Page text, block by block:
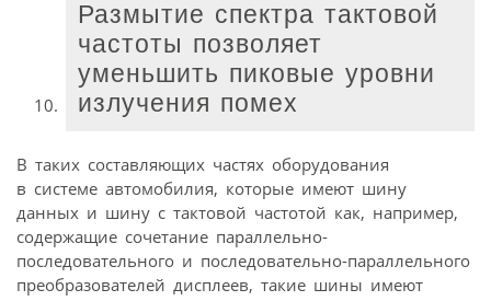
Размытие спектра тактовой
частоты позволяет
уменьшить пиковые уровни
излучения помех
В таких составляющих частях оборудования
в системе автомобилия, которые имеют шину
данных и шину с тактовой частотой как, например,
содержащие сочетание параллельно-
последовательного и последовательно-параллельного
преобразователей дисплеев, такие шины имеют